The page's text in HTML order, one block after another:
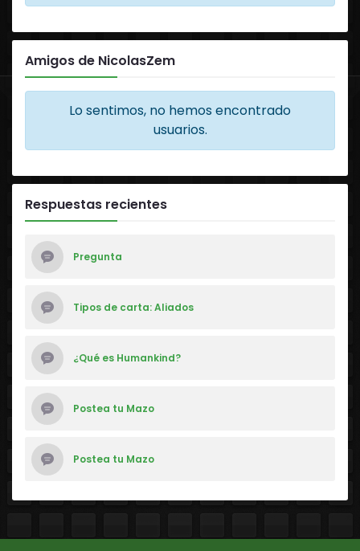
Amigos de NicolasZem
Lo sentimos, no hemos encontrado
usuarios.
Respuestas recientes
Pregunta
Tipos de carta: Aliados
¿Qué es Humankind?
Postea tu Mazo
Postea tu Mazo